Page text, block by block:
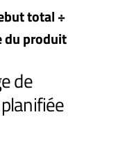
total ÷
du produit
de